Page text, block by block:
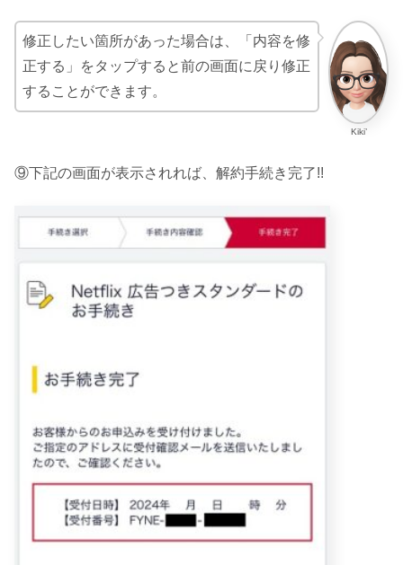
Kiki’
修正したい箇所があった場合は、「内容を修
正する」をタップすると前の画面に戻り修正
することができます。
⑨下記の画面が表示されれば、解約手続き完了!!